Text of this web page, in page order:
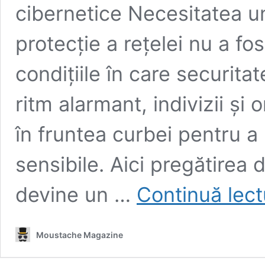
cibernetice Necesitatea
protecție a rețelei nu a
condițiile în care
ritm alarmant, indivizii și
în fruntea curbei pentru
sensibile. Aici pregătirea
devine un … Continuă
Moustache Magazine